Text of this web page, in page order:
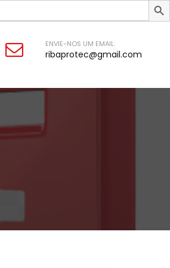
ENVIE-NOS UM EMAIL:
ribaprotec@gmail.com